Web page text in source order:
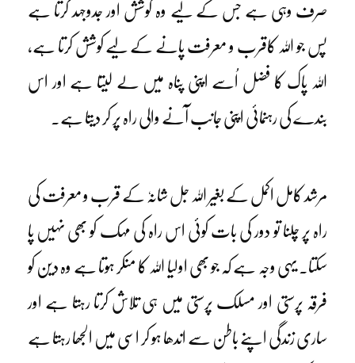
صرف وہی ہے جس کے لیے وہ کوشش اور جدوجہد کرتا ہے
پس جو اللہ کاقرب و معرفت پانے کے لیے کوشش کرتا ہے،
اللہ پاک کا فضل اُسے اپنی پناہ میں لے لیتا ہے اور اس
بندے کی رہنمائی اپنی جانب آنے والی راہ پر کر دیتا ہے۔
مرشد کامل اکمل کے بغیر اللہ جل شانہٗ کے قرب و معرفت کی
راہ پر چلنا تو دور کی بات کوئی اس راہ کی مہک کو بھی نہیں پا
سکتا۔ یہی وجہ ہے کہ جو بھی اولیا اللہ کا منکر ہوتا ہے وہ دین کو
فرقہ پرستی اور مسلک پرستی میں ہی تلاش کرتا رہتا ہے اور
ساری زندگی اپنے باطن سے اندھا ہو کر اسی میں الجھا رہتا ہے